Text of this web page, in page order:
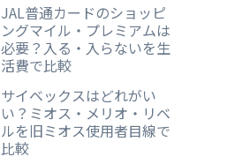
JAL普通カードのショッピ
ングマイル・プレミアムは
必要？入る・入らないを生
活費で比較
サイベックスはどれがい
い？ミオス・メリオ・リベ
ルを旧ミオス使用者目線で
比較